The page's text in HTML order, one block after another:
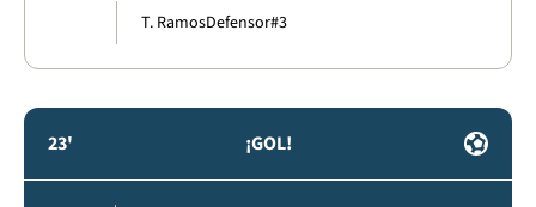
T. RamosDefensor#3
23' ¡GOL!